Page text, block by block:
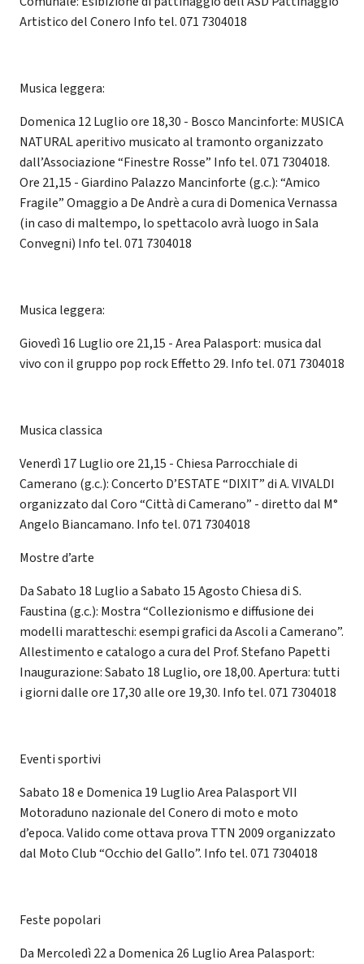
Artistico del Conero Info tel. 071 7304018
Musica leggera:
Domenica 12 Luglio ore 18,30 - Bosco Mancinforte: MUSICA
NATURAL aperitivo musicato al tramonto organizzato
dall’Associazione “Finestre Rosse” Info tel. 071 7304018.
Ore 21,15 - Giardino Palazzo Mancinforte (g.c.): “Amico
Fragile” Omaggio a De Andrè a cura di Domenica Vernassa
(in caso di maltempo, lo spettacolo avrà luogo in Sala
Convegni) Info tel. 071 7304018
Musica leggera:
Giovedì 16 Luglio ore 21,15 - Area Palasport: musica dal
vivo con il gruppo pop rock Effetto 29. Info tel. 071 7304018
Musica classica
Venerdì 17 Luglio ore 21,15 - Chiesa Parrocchiale di
Camerano (g.c.): Concerto D’ESTATE “DIXIT” di A. VIVALDI
organizzato dal Coro “Città di Camerano” - diretto dal M°
Angelo Biancamano. Info tel. 071 7304018
Mostre d’arte
Da Sabato 18 Luglio a Sabato 15 Agosto Chiesa di S.
Faustina (g.c.): Mostra “Collezionismo e diffusione dei
modelli maratteschi: esempi grafici da Ascoli a Camerano”.
Allestimento e catalogo a cura del Prof. Stefano Papetti
Inaugurazione: Sabato 18 Luglio, ore 18,00. Apertura: tutti
i giorni dalle ore 17,30 alle ore 19,30. Info tel. 071 7304018
Eventi sportivi
Sabato 18 e Domenica 19 Luglio Area Palasport VII
Motoraduno nazionale del Conero di moto e moto
d’epoca. Valido come ottava prova TTN 2009 organizzato
dal Moto Club “Occhio del Gallo”. Info tel. 071 7304018
Feste popolari
Da Mercoledì 22 a Domenica 26 Luglio Area Palasport: